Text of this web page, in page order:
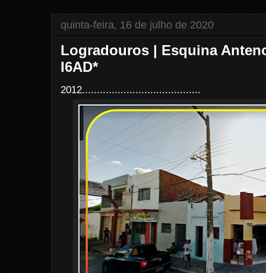
quinta-feira, 16 de julho de 2020
Logradouros | Esquina
I6AD*
2012........................................